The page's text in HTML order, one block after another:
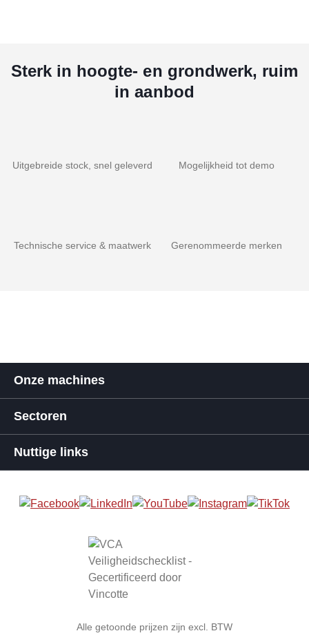
Sterk in hoogte- en grondwerk, ruim
in aanbod
Uitgebreide stock, snel geleverd Mogelijkheid tot demo
Technische service & maatwerk Gerenommeerde merken
Onze machines
Sectoren
Nuttige links
Alle getoonde prijzen zijn excl. BTW